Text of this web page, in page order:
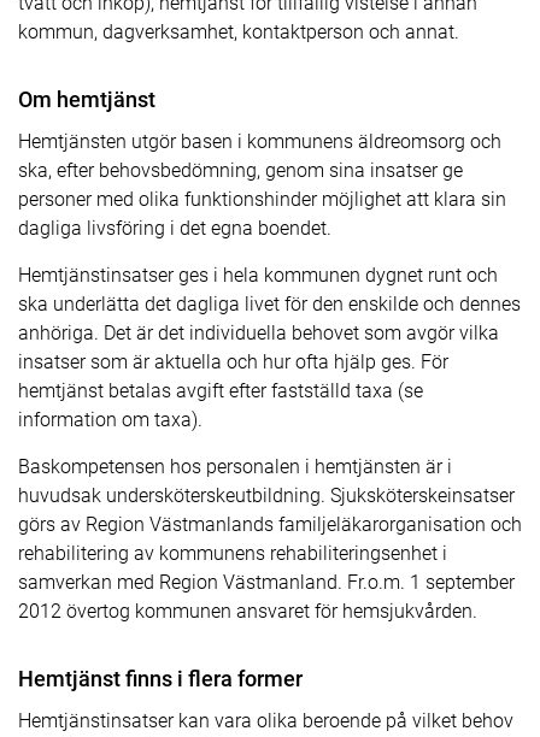
kommun, dagverksamhet, kontaktperson och annat.
Om hemtjänst
Hemtjänsten utgör basen i kommunens äldreomsorg och
ska, efter behovsbedömning, genom sina insatser ge
personer med olika funktionshinder möjlighet att klara sin
dagliga livsföring i det egna boendet.
Hemtjänstinsatser ges i hela kommunen dygnet runt och
ska underlätta det dagliga livet för den enskilde och dennes
anhöriga. Det är det individuella behovet som avgör vilka
insatser som är aktuella och hur ofta hjälp ges. För
hemtjänst betalas avgift efter fastställd taxa (se
information om taxa).
Baskompetensen hos personalen i hemtjänsten är i
huvudsak undersköterskeutbildning. Sjuksköterskeinsatser
görs av Region Västmanlands familjeläkarorganisation och
rehabilitering av kommunens rehabiliteringsenhet i
samverkan med Region Västmanland. Fr.o.m. 1 september
2012 övertog kommunen ansvaret för hemsjukvården.
Hemtjänst finns i flera former
Hemtjänstinsatser kan vara olika beroende på vilket behov